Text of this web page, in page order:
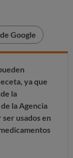
Google
ya que
la
la Agencia
usados en